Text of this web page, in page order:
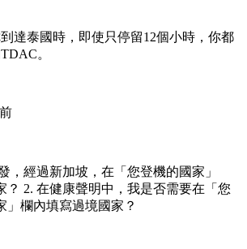
達泰國時，即使只停留12個小時，你都
。
，經過新加坡，在「您登機的國家」
？ 2. 在健康聲明中，我是否需要在「您
」欄內填寫過境國家？